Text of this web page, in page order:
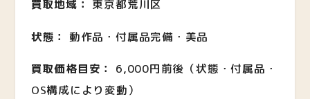
買取地域： 東京都荒川区
状態： 動作品・付属品完備・美品
買取価格目安：
6,000円前後（状態・付属品・
OS構成により変動）